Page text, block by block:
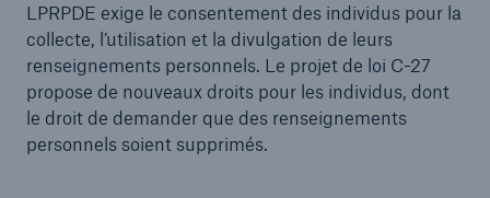
LPRPDE exige le consentement des individus pour la
collecte, l’utilisation et la divulgation de leurs
renseignements personnels. Le projet de loi C-27
propose de nouveaux droits pour les individus, dont
le droit de demander que des renseignements
personnels soient supprimés.